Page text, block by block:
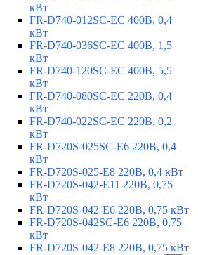
кВт
FR-D740-012SC-EC 400В, 0,4
кВт
FR-D740-036SC-EC 400В, 1,5
кВт
FR-D740-120SC-EC 400В, 5,5
кВт
FR-D740-080SC-EC 220В, 0,4
кВт
FR-D740-022SC-EC 220В, 0,2
кВт
FR-D720S-025SC-E6 220В, 0,4
кВт
FR-D720S-025-E8 220В, 0,4 кВт
FR-D720S-042-E11 220В, 0,75
кВт
FR-D720S-042-E6 220В, 0,75 кВт
FR-D720S-042SC-E6 220В, 0,75
кВт
FR-D720S-042-E8 220В, 0,75 кВт